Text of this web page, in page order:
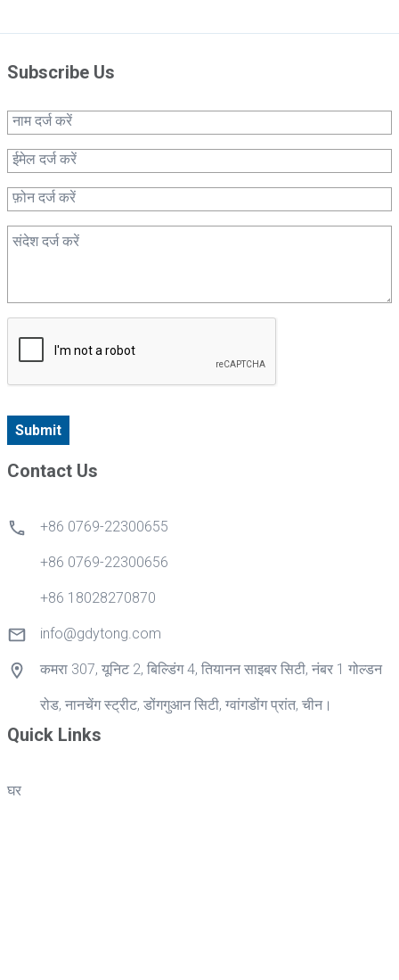
Quick Links
घर
Contact Us
+86 0769-22300655
+86 0769-22300656
+86 18028270870
info@gdytong.com
कमरा 307, यूनिट 2, बिल्डिंग 4, तियानन साइबर सिटी, नंबर 1 गोल्डन
रोड, नानचेंग स्ट्रीट, डोंगगुआन सिटी, ग्वांगडोंग प्रांत, चीन।
Subscribe Us
Submit